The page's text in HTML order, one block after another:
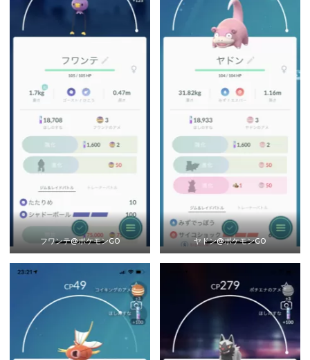
フワンテ@ポケモンGO ヤドン@ポケモンGO